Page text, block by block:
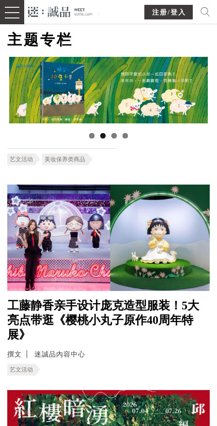
注册/登入
主题专栏
艺文活动 美妆保养类商品
工藤静香亲手设计庞克造型服装！5大
亮点带逛《樱桃小丸子原作40周年特
展》
撰文 迷誠品內容中心
艺文活动